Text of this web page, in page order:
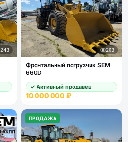
243 203
Фронтальный погрузчик SEM
660D
✓ Активный продавец
10 000 000 ₽
ПРОДАЖА